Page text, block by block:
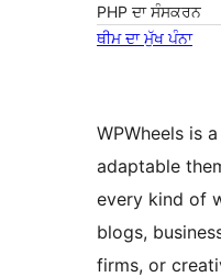
PHP ਦਾ ਸੰਸਕਰਨ
ਥੀਮ ਦਾ ਮੁੱਖ ਪੰਨਾ
WPWheels is
adaptable
every kind of
blogs,
firms, or